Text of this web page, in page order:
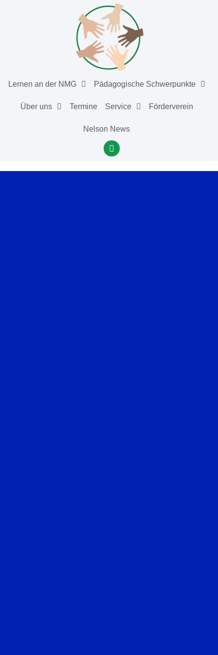
Lernen an der NMG Pädagogische Schwerpunkte
Über uns Termine Service Förderverein
Nelson News